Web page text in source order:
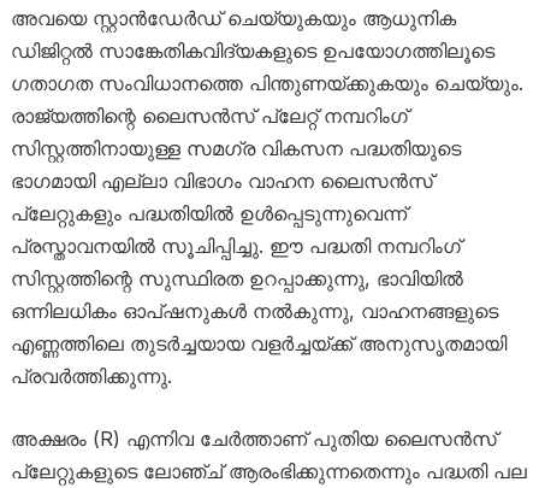
അവയെ സ്റ്റാൻഡേർഡ് ചെയ്യുകയും ആധുനിക
ഡിജിറ്റൽ സാങ്കേതികവിദ്യകളുടെ ഉപയോഗത്തിലൂടെ
ഗതാഗത സംവിധാനത്തെ പിന്തുണയ്ക്കുകയും ചെയ്യും.
രാജ്യത്തിന്റെ ലൈസൻസ് പ്ലേറ്റ് നമ്പറിംഗ്
സിസ്റ്റത്തിനായുള്ള സമഗ്ര വികസന പദ്ധതിയുടെ
ഭാഗമായി എല്ലാ വിഭാഗം വാഹന ലൈസൻസ്
പ്ലേറ്റുകളും പദ്ധതിയിൽ ഉൾപ്പെടുന്നുവെന്ന്
പ്രസ്താവനയിൽ സൂചിപ്പിച്ചു. ഈ പദ്ധതി നമ്പറിംഗ്
സിസ്റ്റത്തിന്റെ സുസ്ഥിരത ഉറപ്പാക്കുന്നു, ഭാവിയിൽ
ഒന്നിലധികം ഓപ്ഷനുകൾ നൽകുന്നു, വാഹനങ്ങളുടെ
എണ്ണത്തിലെ തുടർച്ചയായ വളർച്ചയ്ക്ക് അനുസൃതമായി
പ്രവർത്തിക്കുന്നു.
അക്ഷരം (R) എന്നിവ ചേർത്താണ് പുതിയ ലൈസൻസ്
പ്ലേറ്റുകളുടെ ലോഞ്ച് ആരംഭിക്കുന്നതെന്നും പദ്ധതി പല